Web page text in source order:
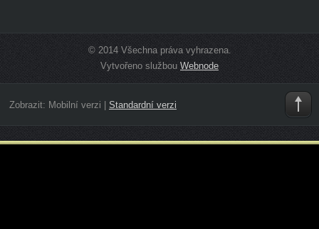
© 2014 Všechna práva vyhrazena.
Vytvořeno službouWebnode
Zobrazit: Mobilní verzi Standardní verzi